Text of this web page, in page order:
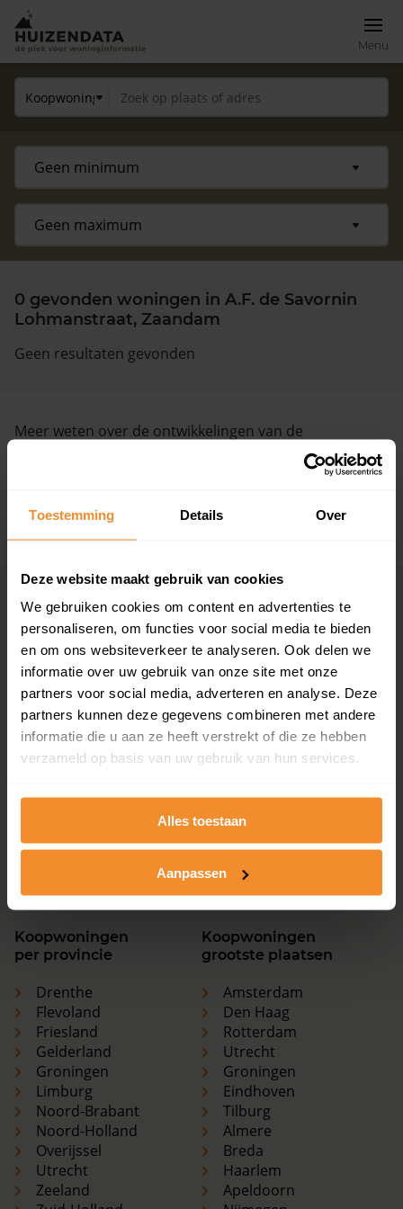
Toestemming Details Over
Deze website maakt gebruik van cookies
We gebruiken cookies om content en advertenties te
personaliseren, om functies voor social media te bieden
en om ons websiteverkeer te analyseren. Ook delen we
informatie over uw gebruik van onze site met onze
partners voor social media, adverteren en analyse. Deze
partners kunnen deze gegevens combineren met andere
informatie die u aan ze heeft verstrekt of die ze hebben
verzameld op basis van uw gebruik van hun services.
Alles toestaan
Aanpassen
Menu
Zoek een woning
Vragen? Neem contact met ons op
0 gevonden woningen in A.F. de Savornin
Lohmanstraat, Zaandam
Geen resultaten gevonden
Meer weten over de ontwikkelingen van de
huizenprijzen, woningwaarde en andere cijfers in deze
A.F. de Savornin
+ Lees de volledige omschrijving
Woningmarkten
per provincie
Drenthe
Flevoland
Friesland
Gelderland
Groningen
Limburg
Noord-Holland
Grootste
woningmarkten
Amsterdam
Den Haag
Rotterdam
Utrecht
Groningen
Eindhoven
Almere
Breda
Nijmegen
Koopwoningen
per provincie
Drenthe
Flevoland
Friesland
Gelderland
Groningen
Limburg
Noord-Brabant
Noord-Holland
Overijssel
Utrecht
Zeeland
Koopwoningen
grootste plaatsen
Amsterdam
Den Haag
Rotterdam
Utrecht
Groningen
Eindhoven
Tilburg
Almere
Breda
Haarlem
Apeldoorn